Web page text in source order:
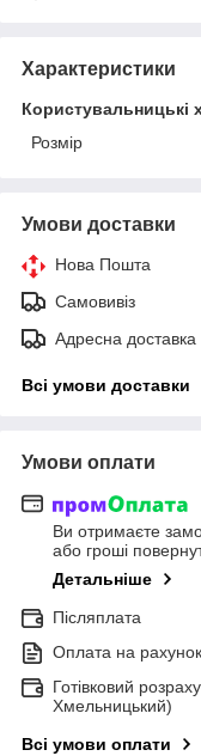
Характеристики
Користувальницькі
Розмір
Умови доставки
Нова Пошта
Самовивіз
Адресна доставка
Всі умови доставки
Умови оплати
Ви отримаєте
або гроші
Детальніше
Післяплата
Оплата на рахунок
Готівковий
Хмельницький)
Всі умови оплати